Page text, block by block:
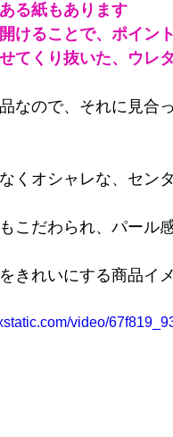
る紙もあります
けることで、ポイン
てくり抜いた、ウレ
なので、それに見合
くオシャレな、セン
こだわられ、パール
きれいにする商品イ
video/